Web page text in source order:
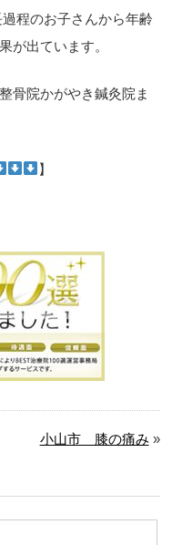
程のお子さんから年齢
が出ています。
骨院かがやき鍼灸院ま
】
小山市 膝の痛み »